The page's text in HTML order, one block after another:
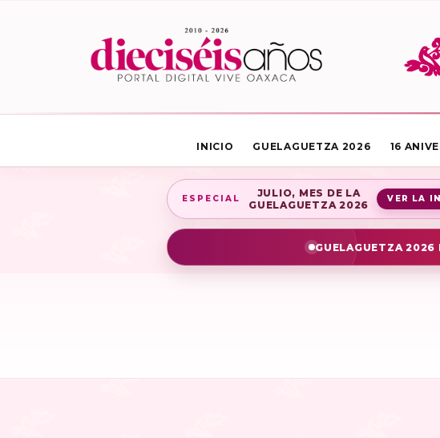
INICIO GUELAGUETZA 2026 16
ESPECIAL
JULIO, MES DE LA
GUELAGUETZA 2026
VER LA
GUELAGUETZA 2026